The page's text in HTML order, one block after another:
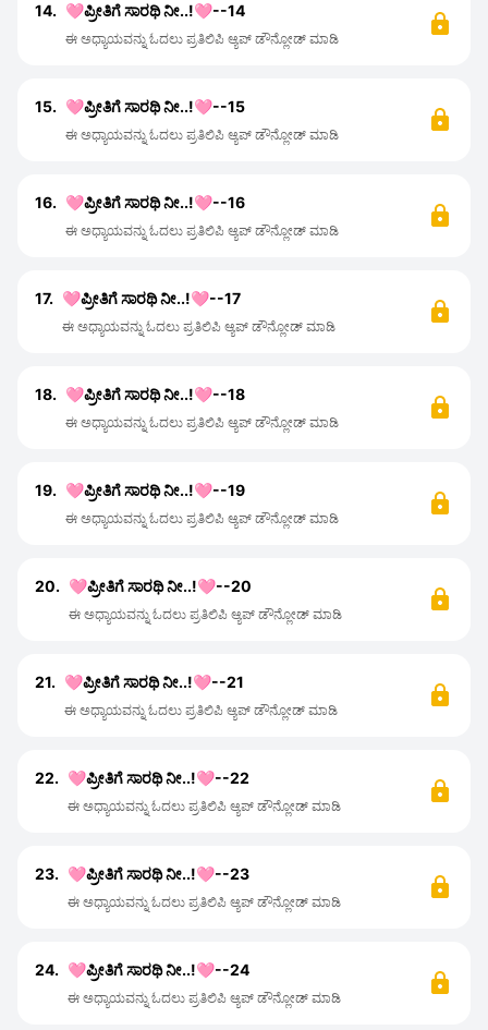
14. 🩷ಪ್ರೀತಿಗೆ ಸಾರಥಿ ನೀ..!🩷--14
ಈ ಅಧ್ಯಾಯವನ್ನು ಓದಲು ಪ್ರತಿಲಿಪಿ ಆ್ಯಪ್ ಡೌನ್ಲೋಡ್ ಮಾಡಿ
15. 🩷ಪ್ರೀತಿಗೆ ಸಾರಥಿ ನೀ..!🩷--15
ಈ ಅಧ್ಯಾಯವನ್ನು ಓದಲು ಪ್ರತಿಲಿಪಿ ಆ್ಯಪ್ ಡೌನ್ಲೋಡ್ ಮಾಡಿ
16. 🩷ಪ್ರೀತಿಗೆ ಸಾರಥಿ ನೀ..!🩷--16
ಈ ಅಧ್ಯಾಯವನ್ನು ಓದಲು ಪ್ರತಿಲಿಪಿ ಆ್ಯಪ್ ಡೌನ್ಲೋಡ್ ಮಾಡಿ
17. 🩷ಪ್ರೀತಿಗೆ ಸಾರಥಿ ನೀ..!🩷--17
ಈ ಅಧ್ಯಾಯವನ್ನು ಓದಲು ಪ್ರತಿಲಿಪಿ ಆ್ಯಪ್ ಡೌನ್ಲೋಡ್ ಮಾಡಿ
18. 🩷ಪ್ರೀತಿಗೆ ಸಾರಥಿ ನೀ..!🩷--18
ಈ ಅಧ್ಯಾಯವನ್ನು ಓದಲು ಪ್ರತಿಲಿಪಿ ಆ್ಯಪ್ ಡೌನ್ಲೋಡ್ ಮಾಡಿ
19. 🩷ಪ್ರೀತಿಗೆ ಸಾರಥಿ ನೀ..!🩷--19
ಈ ಅಧ್ಯಾಯವನ್ನು ಓದಲು ಪ್ರತಿಲಿಪಿ ಆ್ಯಪ್ ಡೌನ್ಲೋಡ್ ಮಾಡಿ
20. 🩷ಪ್ರೀತಿಗೆ ಸಾರಥಿ ನೀ..!🩷--20
ಈ ಅಧ್ಯಾಯವನ್ನು ಓದಲು ಪ್ರತಿಲಿಪಿ ಆ್ಯಪ್ ಡೌನ್ಲೋಡ್ ಮಾಡಿ
21. 🩷ಪ್ರೀತಿಗೆ ಸಾರಥಿ ನೀ..!🩷--21
ಈ ಅಧ್ಯಾಯವನ್ನು ಓದಲು ಪ್ರತಿಲಿಪಿ ಆ್ಯಪ್ ಡೌನ್ಲೋಡ್ ಮಾಡಿ
22. 🩷ಪ್ರೀತಿಗೆ ಸಾರಥಿ ನೀ..!🩷--22
ಈ ಅಧ್ಯಾಯವನ್ನು ಓದಲು ಪ್ರತಿಲಿಪಿ ಆ್ಯಪ್ ಡೌನ್ಲೋಡ್ ಮಾಡಿ
23. 🩷ಪ್ರೀತಿಗೆ ಸಾರಥಿ ನೀ..!🩷--23
ಈ ಅಧ್ಯಾಯವನ್ನು ಓದಲು ಪ್ರತಿಲಿಪಿ ಆ್ಯಪ್ ಡೌನ್ಲೋಡ್ ಮಾಡಿ
24. 🩷ಪ್ರೀತಿಗೆ ಸಾರಥಿ ನೀ..!🩷--24
ಈ ಅಧ್ಯಾಯವನ್ನು ಓದಲು ಪ್ರತಿಲಿಪಿ ಆ್ಯಪ್ ಡೌನ್ಲೋಡ್ ಮಾಡಿ